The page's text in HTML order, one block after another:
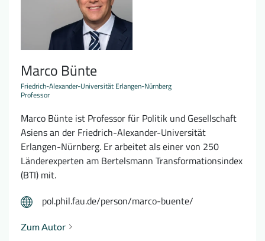
Marco Bünte
Friedrich-Alexander-Universität Erlangen-Nürnberg
Professor
Marco Bünte ist Professor für Politik und Gesellschaft
Asiens an der Friedrich-Alexander-Universität
Erlangen-Nürnberg. Er arbeitet als einer von 250
Länderexperten am Bertelsmann Transformationsindex
(BTI) mit.
pol.phil.fau.de/person/marco-buente/
Zum Autor